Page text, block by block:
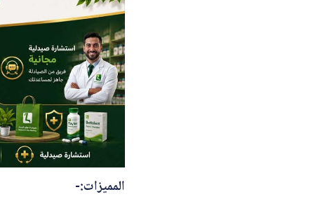
المميزات:-